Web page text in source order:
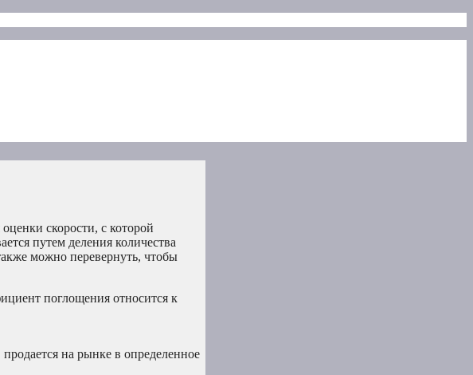
скорости, с которой
путем деления количества
можно перевернуть, чтобы
поглощения относится к
на рынке в определенное